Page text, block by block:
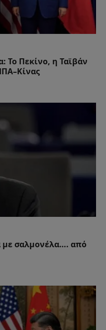
Το Πεκίνο, η Ταϊβάν
σαλμονέλα…. από